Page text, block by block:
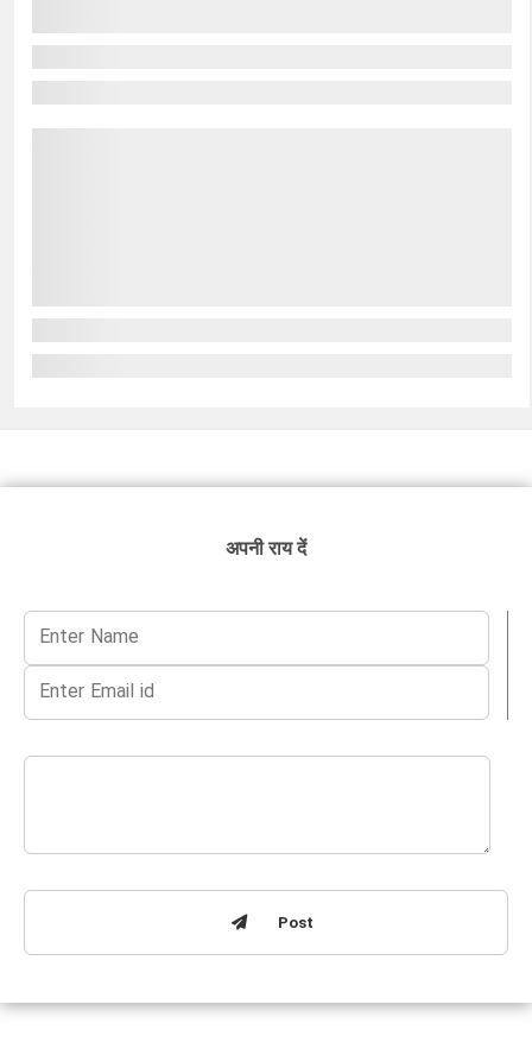
अपनी राय दें
Post